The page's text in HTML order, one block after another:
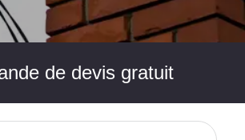
de devis gratuit